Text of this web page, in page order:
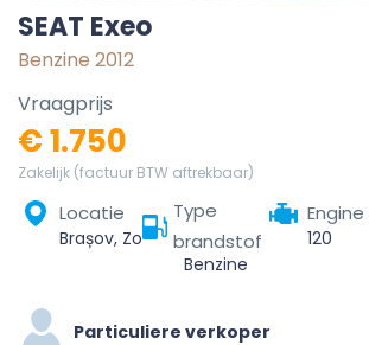
SEAT Exeo
Benzine 2012
Vraagprijs
€ 1.750
Zakelijk (factuur BTW aftrekbaar)
Locatie
Brașov, Zona Metropolitană Brașov, Brașov, România
Type
brandstof
Benzine
Engine
120
Particuliere verkoper